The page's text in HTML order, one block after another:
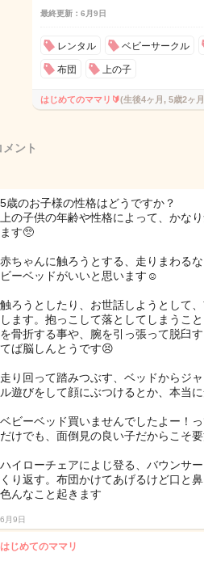
最終更新：6月9日
レンタル ベビーサークル
布団 上の子
はじめてのママリ🔰(生後4ヶ月, 5歳2ヶ
メント
5歳のお子様の性格はどうですか？
上の子供の年齢や性格によって、かな
ます🥺
赤ちゃんに触ろうとする、走りまわる
ビーベッドがいいと思います☺️
触ろうとしたり、お世話しようとして
します。抱っこして落としてしまうこ
を骨折する事や、腕を引っ張って脱臼
てば脳しんとうです😣
走り回って踏みつぶす、ベッドからジ
ル遊びをして顔にぶつけるとか、本当
ベビーベッド買いませんでしたよー！
だけでも、面倒見の良い子だからこそ
ハイローチェアによじ登る、バウンサ
くり返す。布団かけてあげるけど口と
色んなこと起きます
6月9日
はじめてのママリ